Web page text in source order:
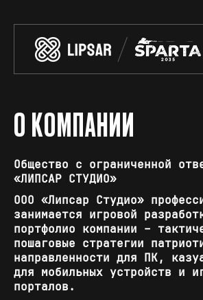
О КОМПАНИИ
Общество с ограниченной
«ЛИПСАР СТУДИО»
ООО «Липсар Студио»
занимается игровой
портфолио компании –
пошаговые стратегии
направленности для ПК,
для мобильных устройств и
порталов.